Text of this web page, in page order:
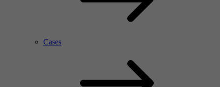
Cases